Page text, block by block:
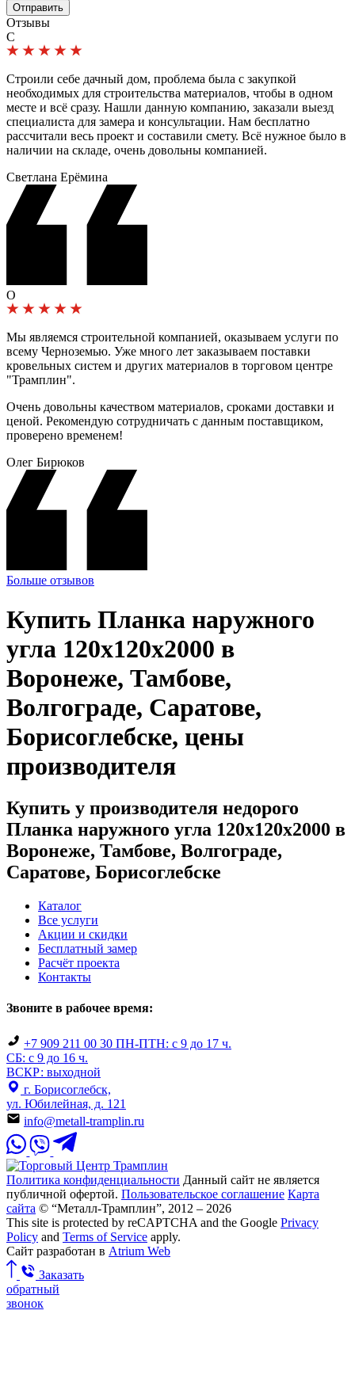
Отправить
Отзывы
С
Строили себе дачный дом, проблема была с закупкой
необходимых для строительства материалов, чтобы в одном
месте и всё сразу. Нашли данную компанию, заказали выезд
специалиста для замера и консультации. Нам бесплатно
рассчитали весь проект и составили смету. Всё нужное было в
наличии на складе, очень довольны компанией.
Светлана Ерёмина
О
Мы являемся строительной компанией, оказываем услуги по
всему Черноземью. Уже много лет заказываем поставки
кровельных систем и других материалов в торговом центре
"Трамплин".
Очень довольны качеством материалов, сроками доставки и
ценой. Рекомендую сотрудничать с данным поставщиком,
проверено временем!
Олег Бирюков
Больше отзывов
Купить Планка наружного
угла 120х120х2000 в
Воронеже, Тамбове,
Волгограде, Саратове,
Борисоглебске, цены
производителя
Купить у производителя недорого
Планка наружного угла 120х120х2000 в
Воронеже, Тамбове, Волгограде,
Саратове, Борисоглебске
Каталог
Все услуги
Акции и скидки
Бесплатный замер
Расчёт проекта
Контакты
Звоните в рабочее время:
+7 909 211 00 30 ПН-ПТН: с 9 до 17 ч.
СБ: с 9 до 16 ч.
ВСКР: выходной
г. Борисоглебск,
ул. Юбилейная, д. 121
info@metall-tramplin.ru
Политика конфиденциальности Данный сайт не является
публичной офертой. Пользовательское соглашение Карта
сайта © “Металл-Трамплин”, 2012 – 2026
This site is protected by reCAPTCHA and the Google Privacy
Policy and Terms of Service apply.
Сайт разработан в Atrium Web
Заказать
обратный
звонок